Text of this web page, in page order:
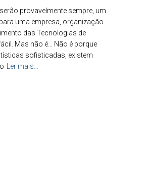
provavelmente sempre, um
uma empresa, organização
das Tecnologias de
Mas não é… Não é porque
sofisticadas, existem
Ler mais…